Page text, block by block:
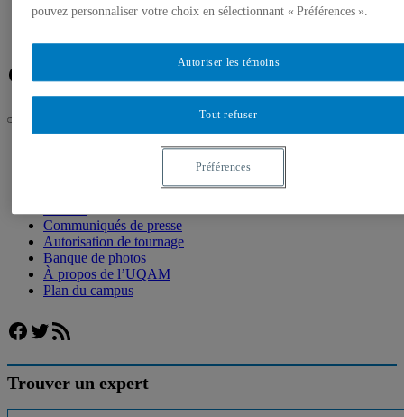
À propos de l’UQAM
Facebook
Twitter
Communiqués de presse
Autorisation de tournage
Banque de photos
À propos de l’UQAM
Plan du campus
Facebook
Twitter
Flux RSS
Trouver un expert
pouvez personnaliser votre choix en sélectionnant « Préférences ».
Tout refuser
Autoriser les témoins
Préférences